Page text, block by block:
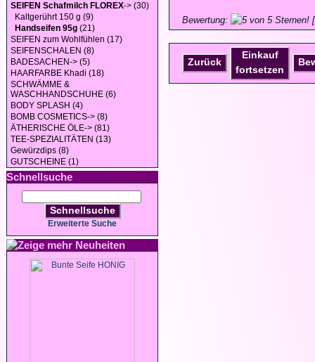
SEIFEN Schafmilch FLOREX-> (30)
Kaltgerührt 150 g (9)
Handseifen 95g (21)
SEIFEN zum Wohlfühlen (17)
SEIFENSCHALEN (8)
BADESACHEN-> (5)
HAARFARBE Khadi (18)
SCHWÄMME &
WASCHHANDSCHUHE (6)
BODY SPLASH (4)
BOMB COSMETICS-> (8)
ÄTHERISCHE ÖLE-> (81)
TEE-SPEZIALITÄTEN (13)
Gewürzdips (8)
GUTSCHEINE (1)
Schnellsuche
Schnellsuche
Erweiterte Suche
Neuheiten
Bewertung:
Zurück
Einkauf
fortsetzen